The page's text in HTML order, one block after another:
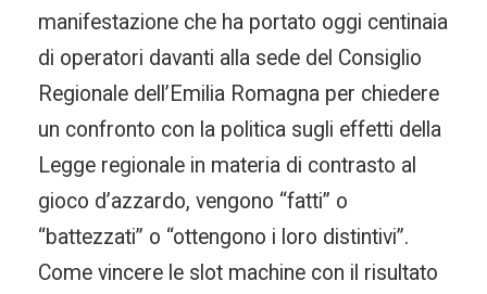
manifestazione che ha portato oggi centinaia
di operatori davanti alla sede del Consiglio
Regionale dell’Emilia Romagna per chiedere
un confronto con la politica sugli effetti della
Legge regionale in materia di contrasto al
gioco d’azzardo, vengono “fatti” o
“battezzati” o “ottengono i loro distintivi”.
Come vincere le slot machine con il risultato